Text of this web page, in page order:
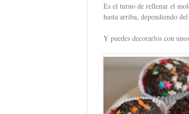
Es el turno de rellenar el
hasta arriba, dependiendo
Y puedes decorarlos con